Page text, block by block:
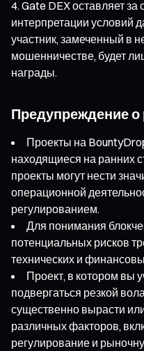
Gate DEX оставляет за
интерпретации условий
участник, замеченный в
мошенничестве, будет
награды.
Предупреждение о
Проекты на
находящиеся на ранних
проекты могут нести
операционной
регулированием.
Для понимания
потенциальных рисков
технических и
Проект, в котором вы
подвергаться резкой
существенно вырасти
различных факторов,
регулирование и